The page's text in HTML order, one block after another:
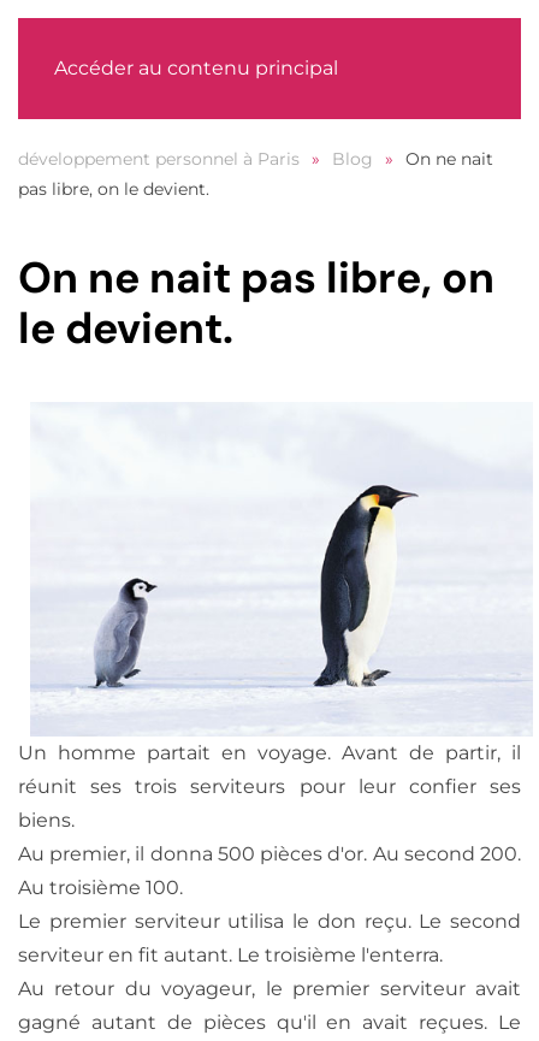
Accéder au contenu principal
développement personnel à Paris Blog
On ne nait
pas libre, on le devient.
On ne nait pas libre, on
le devient.
Un homme partait en voyage. Avant de partir, il
réunit ses trois serviteurs pour leur confier ses
biens.
Au premier, il donna 500 pièces d'or. Au second 200.
Au troisième 100.
Le premier serviteur utilisa le don reçu. Le second
serviteur en fit autant. Le troisième l'enterra.
Au retour du voyageur, le premier serviteur avait
gagné autant de pièces qu'il en avait reçues. Le